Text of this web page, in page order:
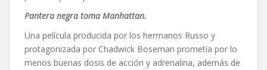
Pantera negra toma Manhattan.
Una película producida por los hermanos Russo y
protagonizada por Chadwick Boseman prometía por lo
menos buenas dosis de acción y adrenalina, además de